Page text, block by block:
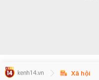
Xã hội